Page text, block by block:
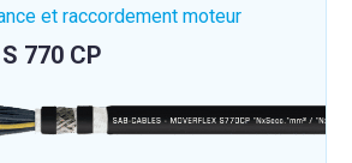
et raccordement moteur
770 CP